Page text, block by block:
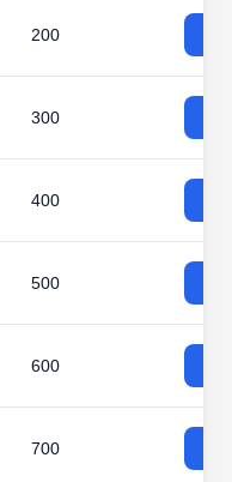
200
300
400
500
600
700